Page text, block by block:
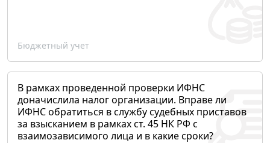
Бюджетный учет
В рамках проведенной проверки ИФНС
доначислила налог организации. Вправе ли
ИФНС обратиться в службу судебных приставов
за взысканием в рамках ст. 45 НК РФ с
взаимозависимого лица и в какие сроки?